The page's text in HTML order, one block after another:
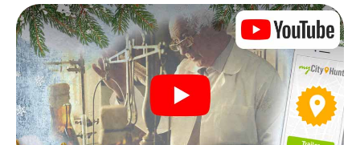
Hinweise richtig zu deuten und anderen Schatzsuchern
stets einen Schritt voraus zu sein?
Der Weihnachtsmarkt von Arbroath als
Zwischenstopp
Stellen Sie ein kompetentes Team aus Freunden oder
Familienmitgliedern zusammen und begeben Sie sich
gemeinsam auf eine weihnachtliche Rätseltour durch